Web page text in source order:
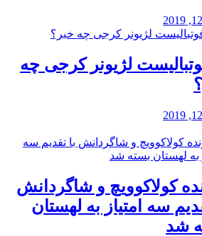
لژیونر کرجی چه
کولاکوویچ و شاگردانش
سه امتیاز به لهستان
شد